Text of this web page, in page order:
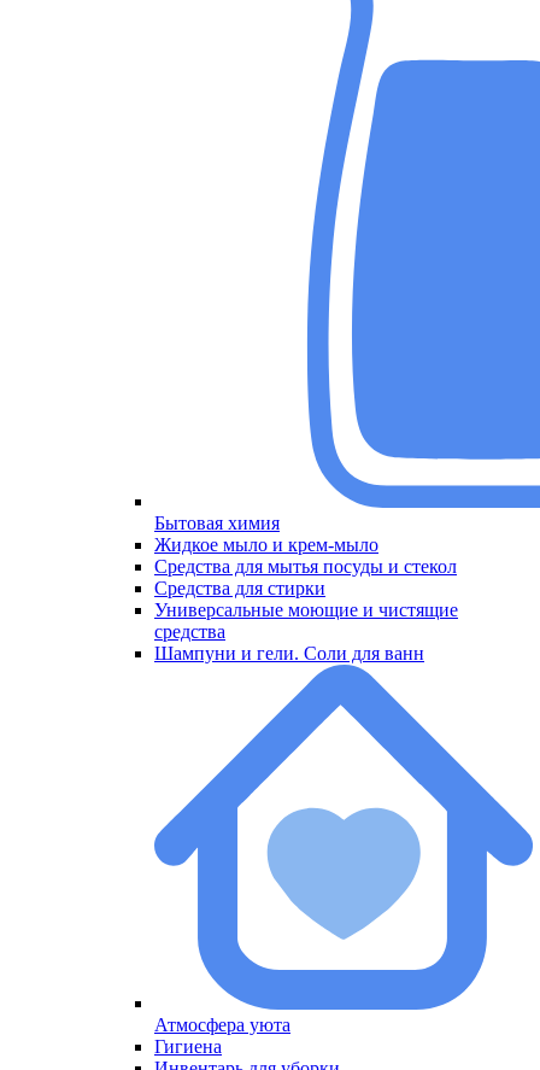
Бытовая химия
МенюЖидкое мыло и крем-мыло
Средства для мытья посуды и стекол
Средства для стирки
Универсальные моющие и чистящие
средства
Шампуни и гели. Соли для ванн
Атмосфера уюта
МенюГигиена